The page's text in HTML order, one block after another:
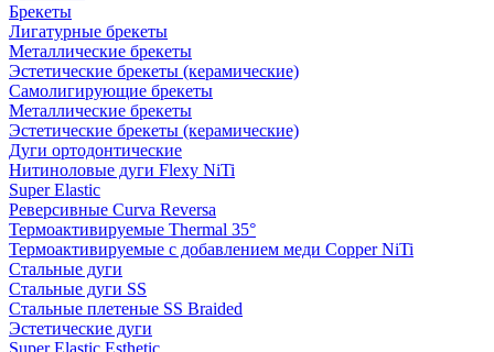
Брекеты
Лигатурные брекеты
Металлические брекеты
Эстетические брекеты (керамические)
Самолигирующие брекеты
Металлические брекеты
Эстетические брекеты (керамические)
Дуги ортодонтические
Нитиноловые дуги Flexy NiTi
Super Elastic
Реверсивные Curva Reversa
Термоактивируемые Thermal 35°
Термоактивируемые с добавлением меди Copper NiTi
Стальные дуги
Стальные дуги SS
Стальные плетеные SS Braided
Эстетические дуги
Super Elastic Esthetic